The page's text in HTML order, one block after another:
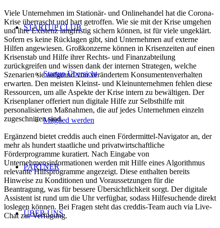
STARTUP CLUB
Startup Übersicht
Mitglied werden
PARTNER
ÜBER UNS
Viele Unternehmen im Stationär- und Onlinehandel hat die Corona-
Krise überrascht und hart getroffen. Wie sie mit der Krise umgehen
und ihre Existenz langfristig sichern können, ist für viele ungeklärt.
Sofern es keine Rücklagen gibt, sind Unternehmen auf externe
Hilfen angewiesen. Großkonzerne können in Krisenzeiten auf einen
Krisenstab und Hilfe ihrer Rechts- und Finanzabteilung
zurückgreifen und wissen dank der internen Strategen, welche
Szenarien sie aufgrund von verändertem Konsumentenverhalten
erwarten. Den meisten Kleinst- und Kleinunternehmen fehlen diese
Ressourcen, um alle Aspekte der Krise intern zu bewältigen. Der
Krisenplaner offeriert nun digitale Hilfe zur Selbsthilfe mit
personalisierten Maßnahmen, die auf jedes Unternehmen einzeln
zugeschnitten sind.
Ergänzend bietet creddis auch einen Fördermittel-Navigator an, der
mehr als hundert staatliche und privatwirtschaftliche
Förderprogramme kuratiert. Nach Eingabe von
Unternehmensinformationen werden mit Hilfe eines Algorithmus
relevante Hilfsprogramme angezeigt. ​Diese enthalten bereits
Hinweise zu Konditionen und Voraussetzungen für die
Beantragung, was für bessere Übersichtlichkeit sorgt. Der digitale
Assistent ist rund um die Uhr verfügbar, sodass Hilfesuchende direkt
loslegen können. Bei Fragen steht das creddis-Team auch via Live-
Chat zur Verfügung.